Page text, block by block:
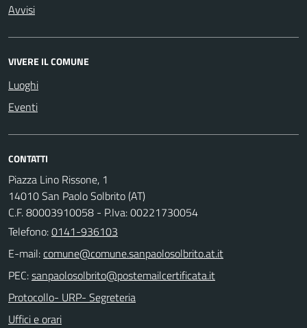
Avvisi
VIVERE IL COMUNE
Luoghi
Eventi
CONTATTI
Piazza Lino Rissone, 1
14010 San Paolo Solbrito (AT)
C.F. 80003910058 - P.Iva: 00221730054
Telefono:0141-936103
E-mail:
PEC:
Protocollo- URP- Segreteria
Uffici e orari